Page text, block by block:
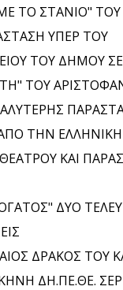
ΤΟ ΣΤΑΝΙΟ"
ΥΠΕΡ ΤΟΥ
ΤΟΥ ΔΗΜΟΥ
ΤΟΥ
ΤΗΝ
ΚΑΙ
ΔΥΟ
ΔΡΑΚΟΣ ΤΟΥ
ΔΗ.ΠΕ.ΘΕ.